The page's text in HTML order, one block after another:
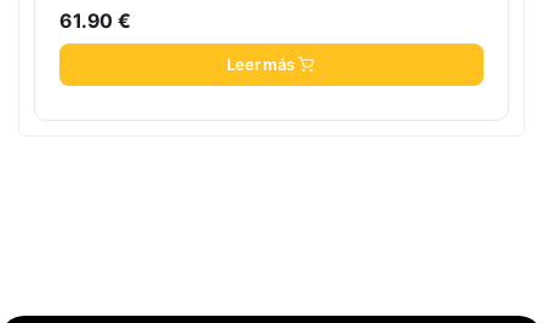
61.90€
Leer más